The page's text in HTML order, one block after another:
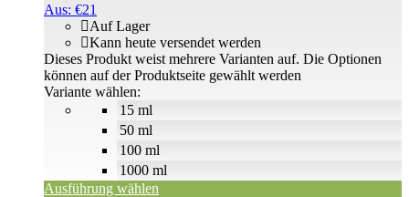
Aus: €21
15 ml
50 ml
100 ml
1000 ml
Auf Lager
Kann heute versendet werden
Variante wählen:
Ausführung wählen
Dieses Produkt weist mehrere Varianten auf. Die Optionen
können auf der Produktseite gewählt werden